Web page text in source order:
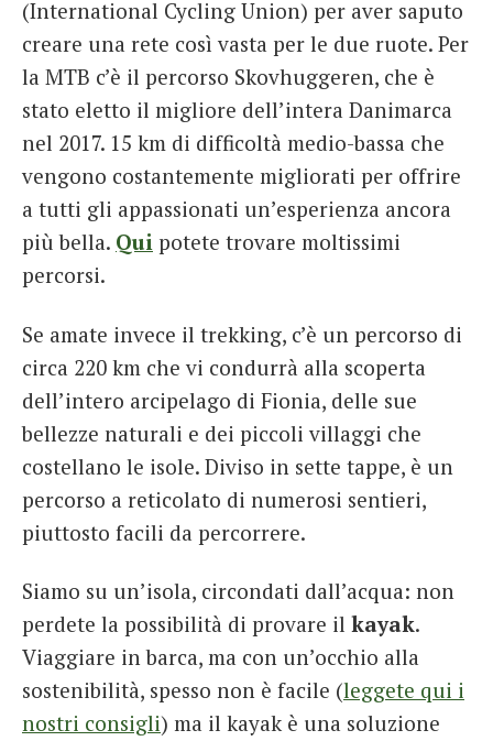
(International Cycling Union) per aver saputo
creare una rete così vasta per le due ruote. Per
la MTB c’è il percorso Skovhuggeren, che è
stato eletto il migliore dell’intera Danimarca
nel 2017. 15 km di difficoltà medio-bassa che
vengono costantemente migliorati per offrire
a tutti gli appassionati un’esperienza ancora
più bella. Qui potete trovare moltissimi
percorsi.
Se amate invece il trekking, c’è un percorso di
circa 220 km che vi condurrà alla scoperta
dell’intero arcipelago di Fionia, delle sue
bellezze naturali e dei piccoli villaggi che
costellano le isole. Diviso in sette tappe, è un
percorso a reticolato di numerosi sentieri,
piuttosto facili da percorrere.
Siamo su un’isola, circondati dall’acqua: non
perdete la possibilità di provare il kayak.
Viaggiare in barca, ma con un’occhio alla
sostenibilità, spesso non è facile (leggete qui i
nostri consigli) ma il kayak è una soluzione